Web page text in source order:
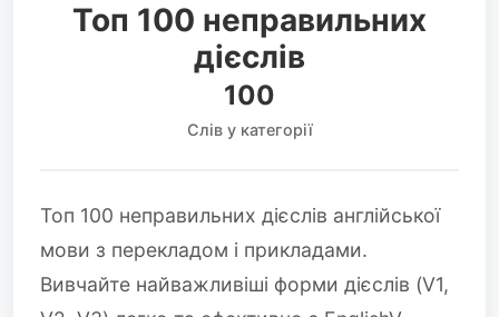
Топ 100 неправильних
дієслів
100
Слів у категорії
Топ 100 неправильних дієслів англійської
мови з перекладом і прикладами.
Вивчайте найважливіші форми дієслів (V1,